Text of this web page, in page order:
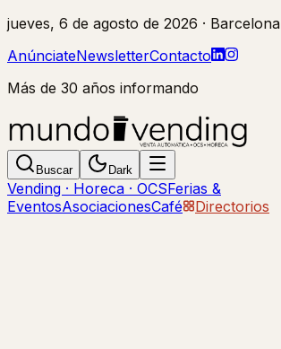
jueves, 6 de agosto de 2026 · Barcelona
AnúnciateNewsletterContacto
Más de 30 años informando
Buscar Dark
Vending · Horeca · OCSFerias &
EventosAsociacionesCafé Directorios